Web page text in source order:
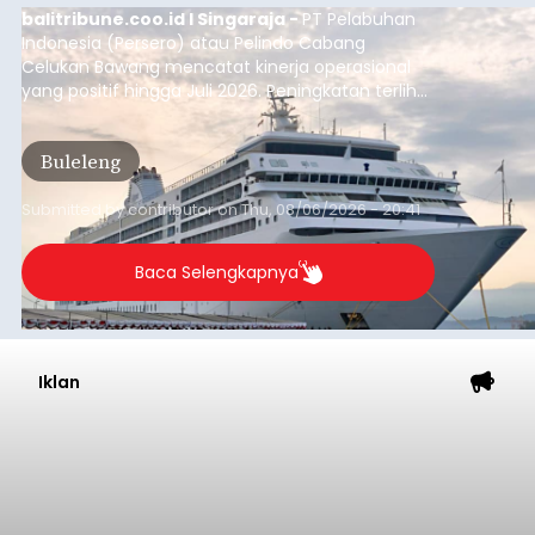
balitribune.coo.id I Singaraja -PT Pelabuhan
Indonesia (Persero) atau Pelindo Cabang
Celukan Bawang mencatat kinerja operasional
yang positif hingga Juli 2026. Peningkatan terlihat
dari arus kapal yang mencapai 1,48 juta Gross
Tonnage (GT), atau tumbuh 12,4 persen
dibandingkan periode yang sama tahun lalu
yang tercatat sebesar 1,32 juta GT.
Buleleng
Submitted bycontributoronThu, 08/06/2026 - 20:41
Baca Selengkapnya
Iklan